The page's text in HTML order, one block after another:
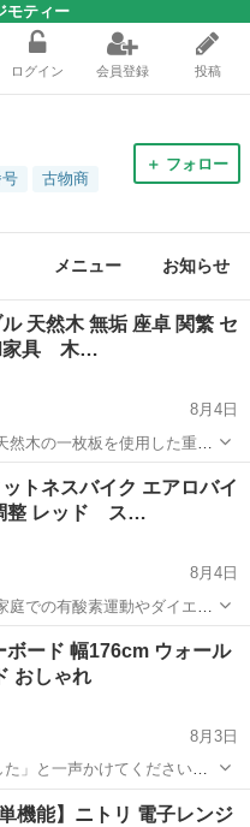
モティー
ログイン 会員登録 投稿
古物商
＋ フォロー
メニュー お知らせ
天然木 無垢 座卓 関繁 セ
家具 木…
8月4日
耳付きの自然な形状を活かし
店舗什器にもおすすめです。
テリア雑貨/小物
トネスバイク エアロバイ
整 レッド ス…
8月4日
ピンバ
済み 【特徴】 ・サ
ットネス、トレーニング
ボード 幅176cm ウォール
おしゃれ
8月3日
た」と一声かけてください★
家具 ウォールナット
機能】ニトリ 電子レンジ